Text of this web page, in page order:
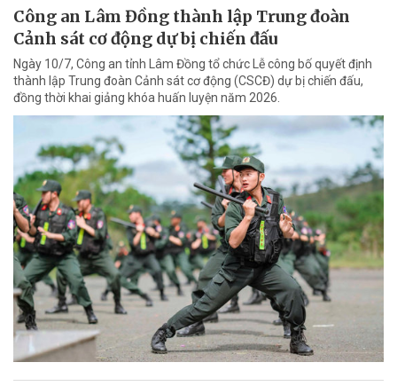
Công an Lâm Đồng thành lập Trung đoàn
Cảnh sát cơ động dự bị chiến đấu
Ngày 10/7, Công an tỉnh Lâm Đồng tổ chức Lễ công bố quyết định
thành lập Trung đoàn Cảnh sát cơ động (CSCĐ) dự bị chiến đấu,
đồng thời khai giảng khóa huấn luyện năm 2026.